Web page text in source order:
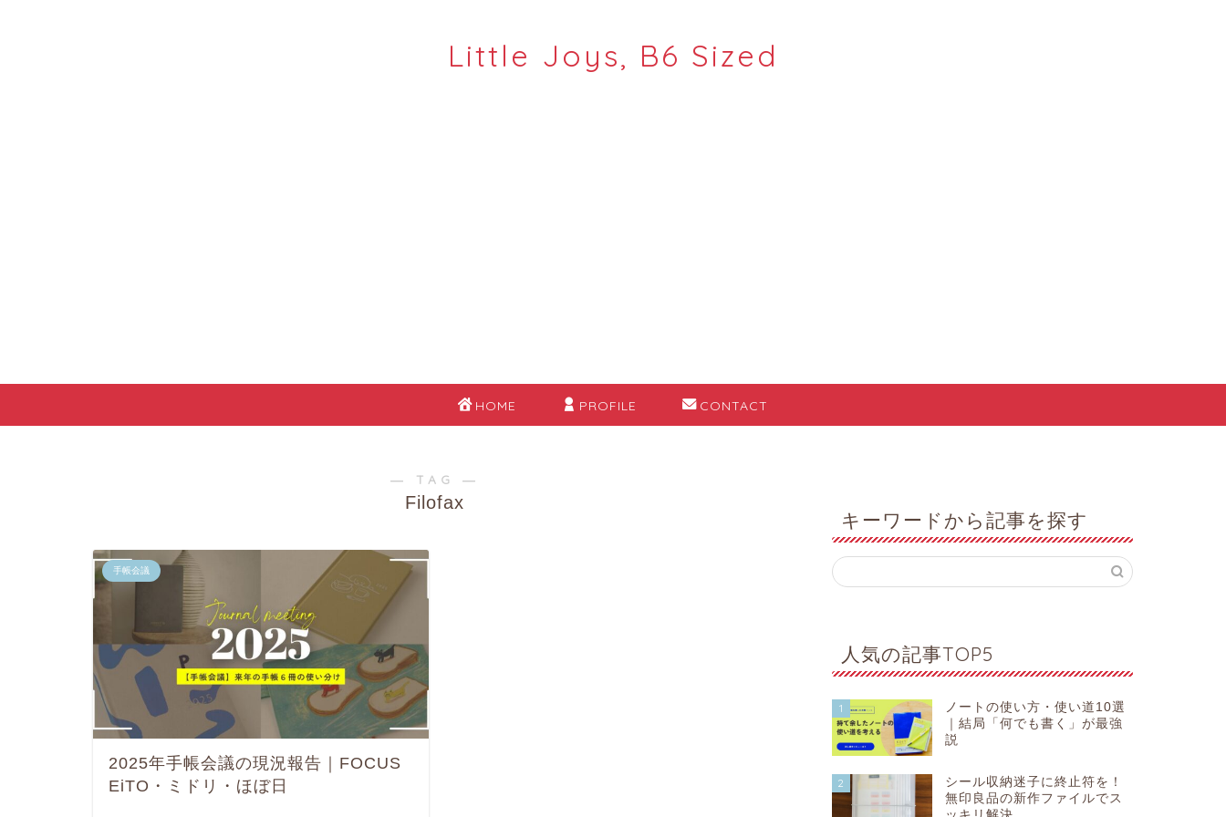
Little Joys, B6 Sized
HOME PROFILE CONTACT
― TAG ―
Filofax
手帳会議
2025年手帳会議の現況報告｜FOCUS
EiTO・ミドリ・ほぼ日
キーワードから記事を探す
人気の記事TOP5
1
ノートの使い方・使い道10選
｜結局「何でも書く」が最強
説
2
シール収納迷子に終止符を！
無印良品の新作ファイルでス